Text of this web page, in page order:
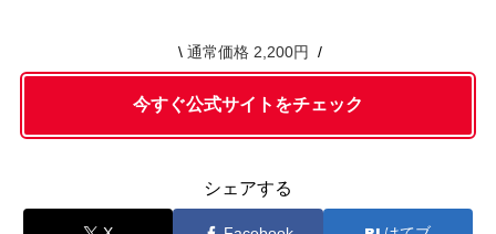
通常価格 2,200円
今すぐ公式サイトをチェック
シェアする